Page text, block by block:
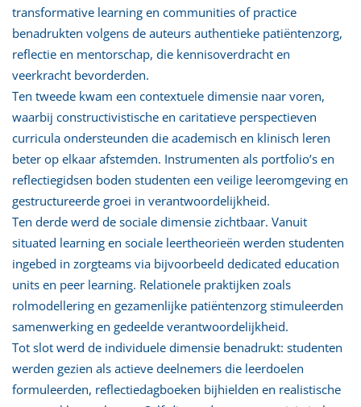
transformative learning en communities of practice
benadrukten volgens de auteurs authentieke patiëntenzorg,
reflectie en mentorschap, die kennisoverdracht en
veerkracht bevorderden.
Ten tweede kwam een contextuele dimensie naar voren,
waarbij constructivistische en caritatieve perspectieven
curricula ondersteunden die academisch en klinisch leren
beter op elkaar afstemden. Instrumenten als portfolio’s en
reflectiegidsen boden studenten een veilige leeromgeving en
gestructureerde groei in verantwoordelijkheid.
Ten derde werd de sociale dimensie zichtbaar. Vanuit
situated learning en sociale leertheorieën werden studenten
ingebed in zorgteams via bijvoorbeeld dedicated education
units en peer learning. Relationele praktijken zoals
rolmodellering en gezamenlijke patiëntenzorg stimuleerden
samenwerking en gedeelde verantwoordelijkheid.
Tot slot werd de individuele dimensie benadrukt: studenten
werden gezien als actieve deelnemers die leerdoelen
formuleerden, reflectiedagboeken bijhielden en realistische